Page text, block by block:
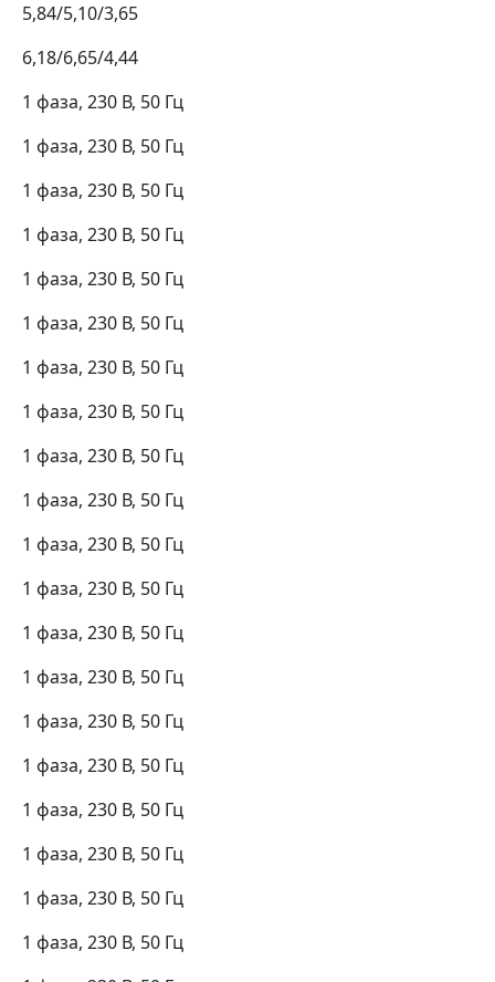
5,84/5,10/3,65
6,18/6,65/4,44
1 фаза, 230 В, 50 Гц
1 фаза, 230 В, 50 Гц
1 фаза, 230 В, 50 Гц
1 фаза, 230 В, 50 Гц
1 фаза, 230 В, 50 Гц
1 фаза, 230 В, 50 Гц
1 фаза, 230 В, 50 Гц
1 фаза, 230 В, 50 Гц
1 фаза, 230 В, 50 Гц
1 фаза, 230 В, 50 Гц
1 фаза, 230 В, 50 Гц
1 фаза, 230 В, 50 Гц
1 фаза, 230 В, 50 Гц
1 фаза, 230 В, 50 Гц
1 фаза, 230 В, 50 Гц
1 фаза, 230 В, 50 Гц
1 фаза, 230 В, 50 Гц
1 фаза, 230 В, 50 Гц
1 фаза, 230 В, 50 Гц
1 фаза, 230 В, 50 Гц